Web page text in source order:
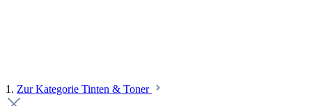
1. Zur Kategorie Tinten & Toner